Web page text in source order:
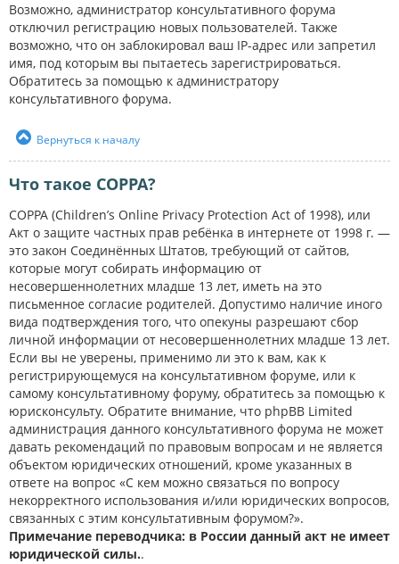
Возможно, администратор консультативного форума
отключил регистрацию новых пользователей. Также
возможно, что он заблокировал ваш IP-адрес или запретил
имя, под которым вы пытаетесь зарегистрироваться.
Обратитесь за помощью к администратору
консультативного форума.
Вернуться к началу
Что такое COPPA?
COPPA (Children’s Online Privacy Protection Act of 1998), или
Акт о защите частных прав ребёнка в интернете от 1998 г. —
это закон Соединённых Штатов, требующий от сайтов,
которые могут собирать информацию от
несовершеннолетних младше 13 лет, иметь на это
письменное согласие родителей. Допустимо наличие иного
вида подтверждения того, что опекуны разрешают сбор
личной информации от несовершеннолетних младше 13 лет.
Если вы не уверены, применимо ли это к вам, как к
регистрирующемуся на консультативном форуме, или к
самому консультативному форуму, обратитесь за помощью к
юрисконсульту. Обратите внимание, что phpBB Limited
администрация данного консультативного форума не может
давать рекомендаций по правовым вопросам и не является
объектом юридических отношений, кроме указанных в
ответе на вопрос «С кем можно связаться по вопросу
некорректного использования и/или юридических вопросов,
связанных с этим консультативным форумом?».
Примечание переводчика: в России данный акт не имеет
юридической силы..